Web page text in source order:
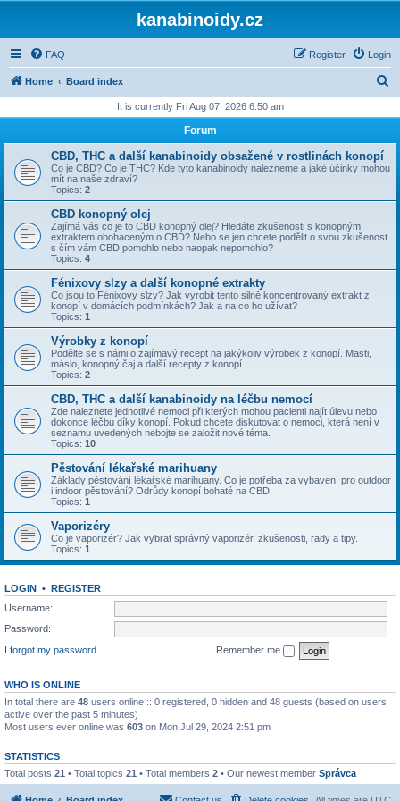
kanabinoidy.cz
FAQ Login
Register
Home Board index
r
It is currently Fri Aug 07, 2026 6:50 am
Forum
CBD, THC a další kanabinoidy obsažené v rostlinách konopí
Co je CBD? Co je THC? Kde tyto kanabinoidy nalezneme a jaké účinky mohou
mít na naše zdraví?
Topics: 2
CBD konopný olej
Zajímá vás co je to CBD konopný olej? Hledáte zkušenosti s konopným
extraktem obohaceným o CBD? Nebo se jen chcete podělit o svou zkušenost
s čím vám CBD pomohlo nebo naopak nepomohlo?
Topics: 4
Fénixovy slzy a další konopné extrakty
Co jsou to Fénixovy slzy? Jak vyrobit tento silně koncentrovaný extrakt z
konopí v domácích podmínkách? Jak a na co ho užívat?
Topics: 1
Výrobky z konopí
Podělte se s námi o zajímavý recept na jakýkoliv výrobek z konopí. Masti,
máslo, konopný čaj a další recepty z konopí.
Topics: 2
CBD, THC a další kanabinoidy na léčbu nemocí
Zde naleznete jednotlivé nemoci při kterých mohou pacienti najít úlevu nebo
dokonce léčbu díky konopí. Pokud chcete diskutovat o nemoci, která není v
seznamu uvedených nebojte se založit nové téma.
Topics: 10
Pěstování lékařské marihuany
Základy pěstování lékařské marihuany. Co je potřeba za vybavení pro outdoor
i indoor pěstování? Odrůdy konopí bohaté na CBD.
Topics: 1
Vaporizéry
Co je vaporizér? Jak vybrat správný vaporizér, zkušenosti, rady a tipy.
Topics: 1
LOGIN • REGISTER
Username:
Password:
I forgot my password
Remember me
WHO IS ONLINE
In total there are 48 users online :: 0 registered, 0 hidden and 48 guests (based on users
active over the past 5 minutes)
Most users ever online was 603 on Mon Jul 29, 2024 2:51 pm
STATISTICS
Total posts 21 • Total topics 21 • Total members 2 • Our newest member Správca